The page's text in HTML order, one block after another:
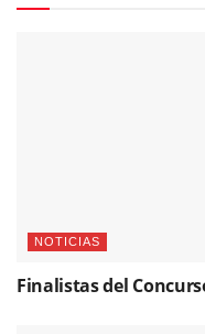
NOTICIAS
Finalistas del